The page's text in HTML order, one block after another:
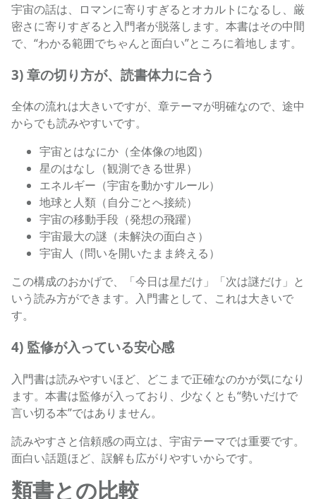
宇宙の話は、ロマンに寄りすぎるとオカルトになるし、厳
密さに寄りすぎると入門者が脱落します。本書はその中間
で、“わかる範囲でちゃんと面白い”ところに着地します。
3) 章の切り方が、読書体力に合う
全体の流れは大きいですが、章テーマが明確なので、途中
からでも読みやすいです。
宇宙とはなにか（全体像の地図）
星のはなし（観測できる世界）
エネルギー（宇宙を動かすルール）
地球と人類（自分ごとへ接続）
宇宙の移動手段（発想の飛躍）
宇宙最大の謎（未解決の面白さ）
宇宙人（問いを開いたまま終える）
この構成のおかげで、「今日は星だけ」「次は謎だけ」と
いう読み方ができます。入門書として、これは大きいで
す。
4) 監修が入っている安心感
入門書は読みやすいほど、どこまで正確なのかが気になり
ます。本書は監修が入っており、少なくとも“勢いだけで
言い切る本”ではありません。
読みやすさと信頼感の両立は、宇宙テーマでは重要です。
面白い話題ほど、誤解も広がりやすいからです。
類書との比較